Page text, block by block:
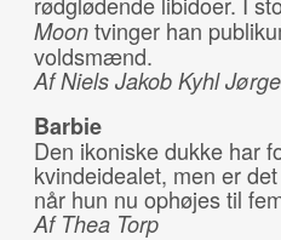
Moontvinger han
voldsmænd.
Af Niels Jakob Kyhl
Barbie
Den ikoniske dukke har
kvindeidealet, men er
når hun nu ophøjes til
Af Thea Torp